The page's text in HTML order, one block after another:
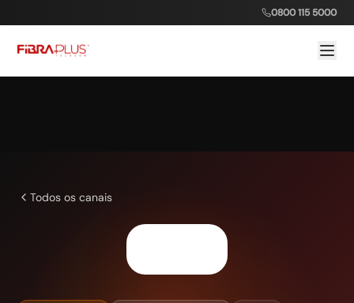
0800 115 5000
Todos os canais